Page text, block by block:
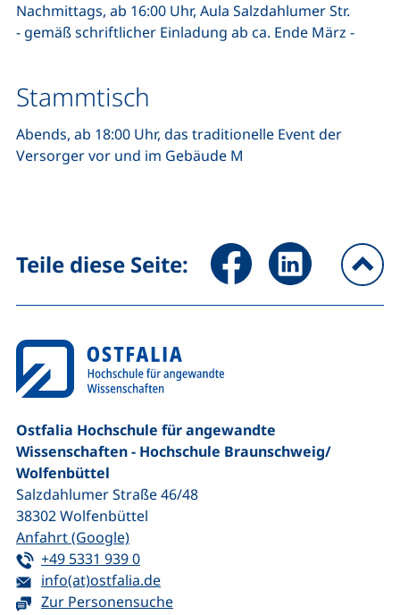
Nachmittags, ab 16:00 Uhr, Aula Salzdahlumer Str.
- gemäß schriftlicher Einladung ab ca. Ende März -
Stammtisch
Abends, ab 18:00 Uhr, das traditionelle Event der
Versorger vor und im Gebäude M
Teile diese Seite: Seite über Facebook teilen
Seite über
Ostfalia Hochschule für angewandte
Wissenschaften - Hochschule Braunschweig/​
Wolfenbüttel
Salzdahlumer Straße 46/48
38302Wolfenbüttel
Anfahrt (Google)(externer Link, öffnet neues Fenster)
Tel:
+49 5331 939 0(startet einen Telefonanruf, wenn Ihr
E-Mail:
info(at)ostfalia.de(öffnet Ihr E-Mail-Programm)
Zur Personensuche